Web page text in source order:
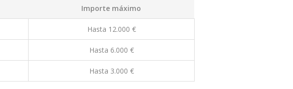
Importe máximo
Hasta 12.000 €
Hasta 6.000 €
Hasta 3.000 €